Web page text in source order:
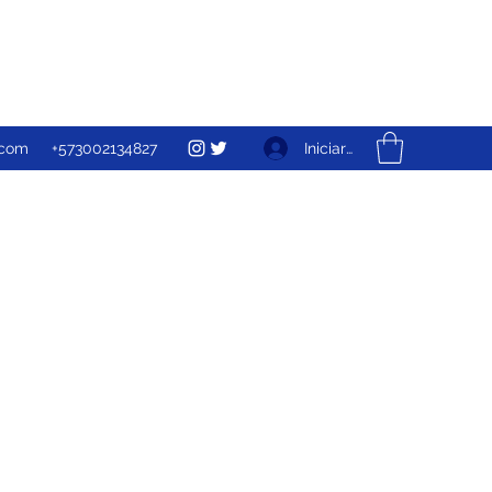
+573002134827 Iniciar sesión